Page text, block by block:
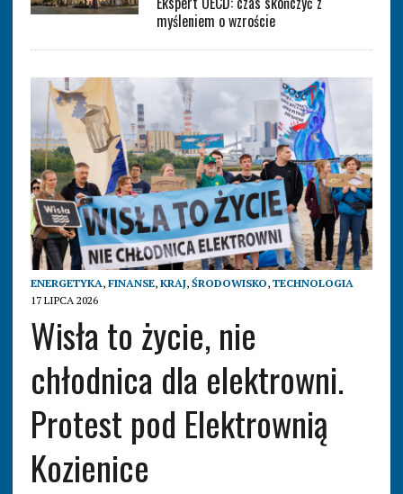
myśleniem o wzroście
ENERGETYKA, FINANSE, KRAJ, ŚRODOWISKO, TECHNOLOGIA
17 LIPCA 2026
Wisła to życie, nie
chłodnica dla elektrowni.
Protest pod Elektrownią
Kozienice